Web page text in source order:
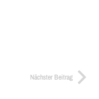
Nächster Beitrag